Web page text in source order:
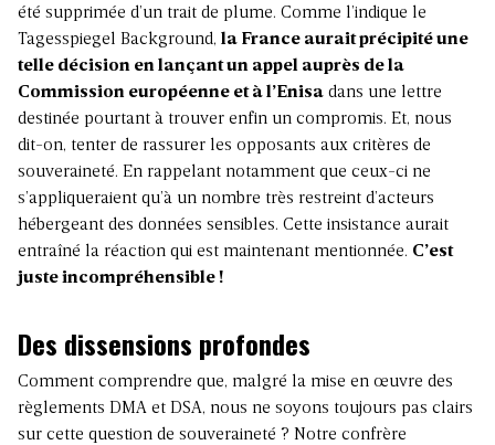
été supprimée d’un trait de plume. Comme l’indique le
Tagesspiegel Background, la France aurait précipité une
telle décision en lançant un appel auprès de la
Commission européenne et à l’Enisa dans une lettre
destinée pourtant à trouver enfin un compromis. Et, nous
dit-on, tenter de rassurer les opposants aux critères de
souveraineté. En rappelant notamment que ceux-ci ne
s’appliqueraient qu’à un nombre très restreint d’acteurs
hébergeant des données sensibles. Cette insistance aurait
entraîné la réaction qui est maintenant mentionnée. C’est
juste incompréhensible !
Des dissensions profondes
Comment comprendre que, malgré la mise en œuvre des
règlements DMA et DSA, nous ne soyons toujours pas clairs
sur cette question de souveraineté ? Notre confrère